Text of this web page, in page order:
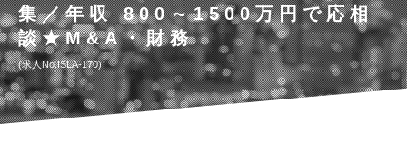
集／年収 800～1500万円で応相
談★M&A・財務
求人No.ISLA-170